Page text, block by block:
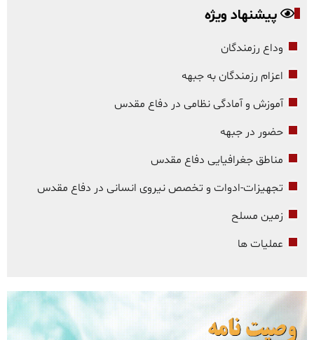
پیشنهاد ویژه
وداع رزمندگان
اعزام رزمندگان به جبهه
آموزش و آمادگی نظامی در دفاع مقدس
حضور در جبهه
مناطق جغرافیایی دفاع مقدس
تجهیزات-ادوات و تخصص نیروی انسانی در دفاع مقدس
زمین مسلح
عملیات ها